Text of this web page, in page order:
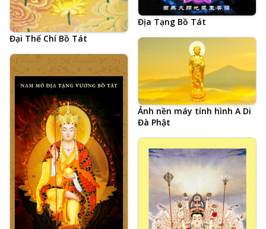
Đại Thế Chí Bồ Tát
Địa Tạng Bồ Tát
Ảnh nền máy tính hình A Di
Đà Phật